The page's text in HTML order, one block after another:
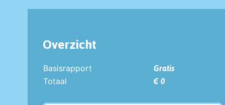
Overzicht
Basisrapport
Gratis
Totaal
€ 0